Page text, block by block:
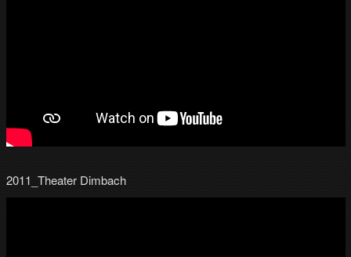
2011_Theater Dimbach